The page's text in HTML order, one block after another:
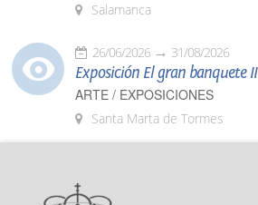
Salamanca
26/06/2026 31/08/2026
Exposición El gran banquete II
ARTE / EXPOSICIONES
Santa Marta de Tormes